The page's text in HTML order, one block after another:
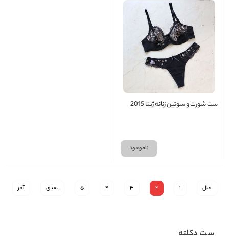
ست شورت و سوتین زنانه ژینا 2015
ناموجود
قبل 1
2
3
4
5 بعدی آخر
ست دکلته